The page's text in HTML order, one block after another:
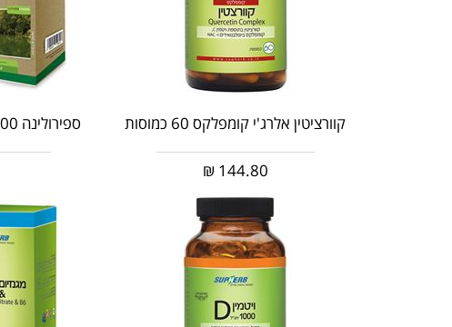
קוורציטין אלרג'י קומפלקס 60 כמוסות
144.80
₪
ספירולינה 600 מ"ג 60 כמוסות בד"ץ